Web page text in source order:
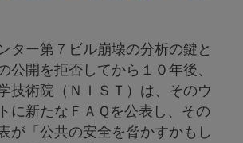
ター第７ビル崩壊の分析の鍵と
公開を拒否してから１０年後、
技術院（ＮＩＳＴ）は、そのウ
に新たなＦＡＱを公表し、その
が「公共の安全を脅かすかもし